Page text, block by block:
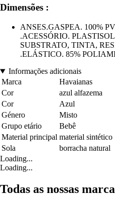
Dimensões :
ANSES.GASPEA. 100%
.ACESSÓRIO.
SUBSTRATO, TINTA,
.ELÁSTICO. 85%
Informações adicionais
Marca
Havaianas
Cor
azul alfazema
Cor
Azul
Género
Misto
Grupo etário
Bebê
Material principal material sintético
Sola
borracha natural
Loading...
Loading...
Todas as nossas